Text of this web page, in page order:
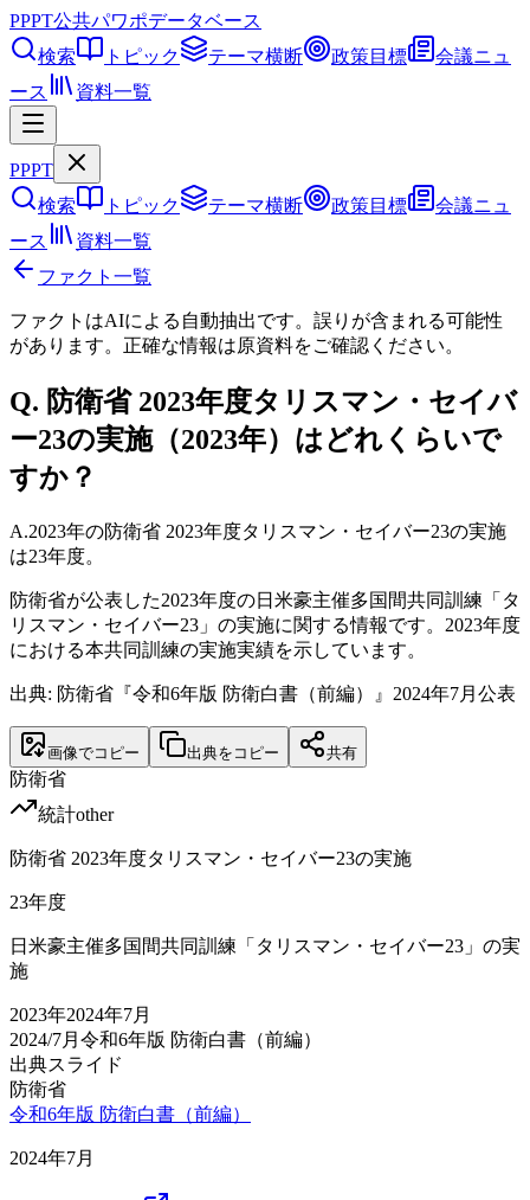
PPPT公共パワポデータベース
検索
トピック テーマ横断 政策目標
会議ニュ
ース
資料一覧
PPPT
検索
トピック テーマ横断 政策目標
会議ニュ
ース
資料一覧
ファクト一覧
ファクトはAIによる自動抽出です。誤りが含まれる可能性
があります。正確な情報は原資料をご確認ください。
Q. 防衛省 2023年度タリスマン・セイバ
ー23の実施（2023年）はどれくらいで
すか？
A.2023年の防衛省 2023年度タリスマン・セイバー23の実施
は23年度。
防衛省が公表した2023年度の日米豪主催多国間共同訓練「タ
リスマン・セイバー23」の実施に関する情報です。2023年度
における本共同訓練の実施実績を示しています。
出典: 防衛省『令和6年版 防衛白書（前編）』2024年7月公表
画像でコピー 出典をコピー 共有
防衛省
統計other
防衛省 2023年度タリスマン・セイバー23の実施
23年度
日米豪主催多国間共同訓練「タリスマン・セイバー23」の実
施
2023年2024年7月
2024/7月 令和6年版 防衛白書（前編）
出典スライド
防衛省
令和6年版 防衛白書（前編）
2024年7月